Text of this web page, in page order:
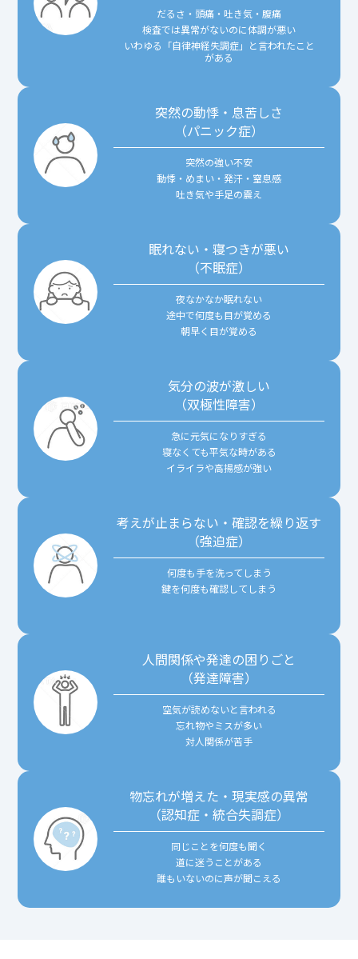
だるさ・頭痛・吐き気・腹痛
検査では異常がないのに体調が悪い
いわゆる「自律神経失調症」と言われたこと
がある
突然の動悸・息苦しさ
（パニック症）
突然の強い不安
動悸・めまい・発汗・窒息感
吐き気や手足の震え
眠れない・寝つきが悪い
（不眠症）
夜なかなか眠れない
途中で何度も目が覚める
朝早く目が覚める
気分の波が激しい
（双極性障害）
急に元気になりすぎる
寝なくても平気な時がある
イライラや高揚感が強い
考えが止まらない・確認を繰り返す
（強迫症）
何度も手を洗ってしまう
鍵を何度も確認してしまう
人間関係や発達の困りごと
（発達障害）
空気が読めないと言われる
忘れ物やミスが多い
対人関係が苦手
物忘れが増えた・現実感の異常
（認知症・統合失調症）
同じことを何度も聞く
道に迷うことがある
誰もいないのに声が聞こえる